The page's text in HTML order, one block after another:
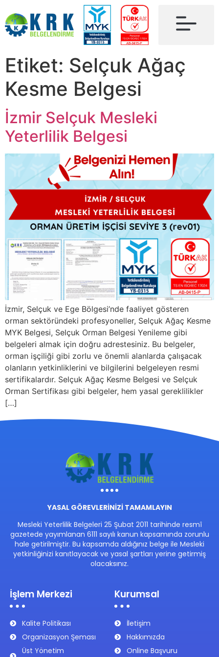
Etiket: Selçuk Ağaç
Kesme Belgesi
İzmir Selçuk Mesleki
Yeterlilik Belgesi
İzmir, Selçuk ve Ege Bölgesi’nde faaliyet gösteren
orman sektöründeki profesyoneller, Selçuk Ağaç Kesme
MYK Belgesi, Selçuk Orman Belgesi Yenileme gibi
belgeleri almak için doğru adrestesiniz. Bu belgeler,
orman işçiliği gibi zorlu ve önemli alanlarda çalışacak
olanların yetkinliklerini ve bilgilerini belgeleyen resmi
sertifikalardır. Selçuk Ağaç Kesme Belgesi ve Selçuk
Orman Sertifikası gibi belgeler, hem yasal gereklilikler
[…]
YASAL GÖREVLERİNİZİ TAMAMLAYIN
Mesleki Yeterlilik Belgeleri 25 Şubat 2011 tarihinde resmî
gazetede yayımlanan 6111 sayılı kanun kapsamında zorunlu
hale getirilmiştir. Bu kapsamda aldığınız belge ile Mesleki
yetkinliğinizi kanıtlayacak ve yasal şartları yerine getirmiş
olacaksınız.
İşlem Merkezi
Kalite Politikası
Organizasyon Şeması
Üst Yönetim
Kurumsal
İletişim
Hakkımızda
Online Başvuru